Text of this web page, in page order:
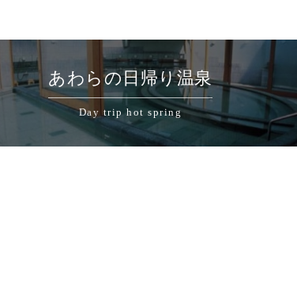
あわらの日帰り温泉
Day trip hot spring